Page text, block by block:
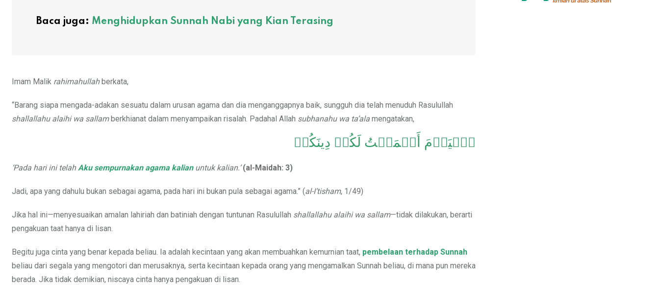
Baca juga: Menghidupkan Sunnah Nabi yang Kian Terasing
Imam Malik rahimahullahberkata,
“Barang siapa mengada-adakan sesuatu dalam urusan agama dan dia menganggapnya baik, sungguh dia telah menuduh Rasulullah
shallallahu alaihi wa sallamberkhianat dalam menyampaikan risalah. Padahal Allah subhanahu wa ta’ala mengatakan,
ٱلۡيَوۡمَ أَكۡمَلۡتُ لَكُمۡ دِينَكُمۡ
‘Pada hari ini telahAku sempurnakan agama kalianuntuk kalian.’ (al-Maidah: 3)
Jadi, apa yang dahulu bukan sebagai agama, pada hari ini bukan pula sebagai agama.” (al-I’tisham, 1/49)
Jika hal ini—menyesuaikan amalan lahiriah dan batiniah dengan tuntunan Rasulullah shallallahu alaihi wa sallam—tidak dilakukan, berarti
pengakuan taat hanya di lisan.
Begitu juga cinta yang benar kepada beliau. Ia adalah kecintaan yang akan membuahkan kemurnian taat, pembelaan terhadap Sunnah
beliau dari segala yang mengotori dan merusaknya, serta kecintaan kepada orang yang mengamalkan Sunnah beliau, di mana pun mereka
berada. Jika tidak demikian, niscaya cinta hanya pengakuan di lisan.